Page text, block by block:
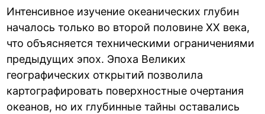
Интенсивное изучение океанических глубин
началось только во второй половине XX века,
что объясняется техническими ограничениями
предыдущих эпох. Эпоха Великих
географических открытий позволила
картографировать поверхностные очертания
океанов, но их глубинные тайны оставались